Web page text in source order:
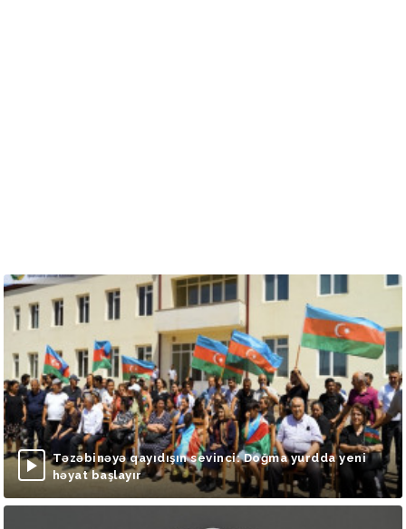
Təzəbinəyə qayıdışın sevinci: Doğma yurdda yeni
həyat başlayır